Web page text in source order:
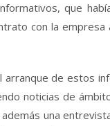
que
con la empresa
arranque de estos
noticias de
una